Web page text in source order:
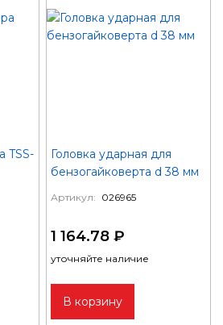
TSS-
Головка ударная для
бензогайковерта d 38 мм
Артикул: 026965
1 164.78 ₽
уточняйте наличие
В корзину